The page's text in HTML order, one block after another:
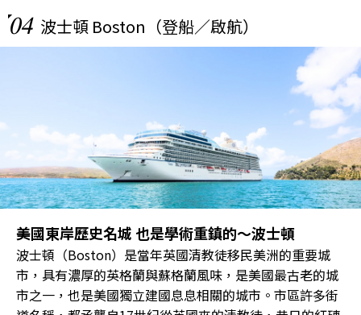
04 波士頓 Boston（登船／啟航）
美國東岸歷史名城 也是學術重鎮的～波士頓
波士頓（Boston）是當年英國清教徒移民美洲的重要城
市，具有濃厚的英格蘭與蘇格蘭風味，是美國最古老的城
市之一，也是美國獨立建國息息相關的城市。市區許多街